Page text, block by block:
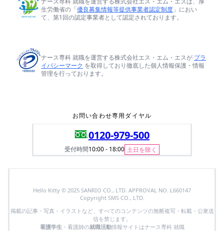
生労働省の「優良募集情報等提供事業者認定制度 」におい
て、第1回の認定事業者として認定されております。
ナース専科 就職を運営する株式会社エス・エム・エスが プラ
イバシーマーク を取得しており徹底した個人情報保護・情報
管理を行っております。
お問い合わせ専用ダイヤル
0120-979-500
受付時間10:00 - 18:00 土日を除く
Hello Kitty © 2025 SANRIO CO., LTD. APPROVAL NO. L660147
Copyright SMS CO., LTD.
掲載の記事・写真・イラストなど、すべてのコンテンツの無断複写・転載・公衆送
信を禁じます。
看護学生 ・看護師の就職活動情報サイトはナース専科 就職